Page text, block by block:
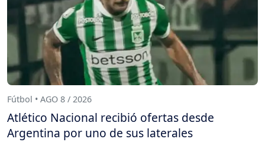
Fútbol • AGO 8 / 2026
Atlético Nacional recibió ofertas desde
Argentina por uno de sus laterales